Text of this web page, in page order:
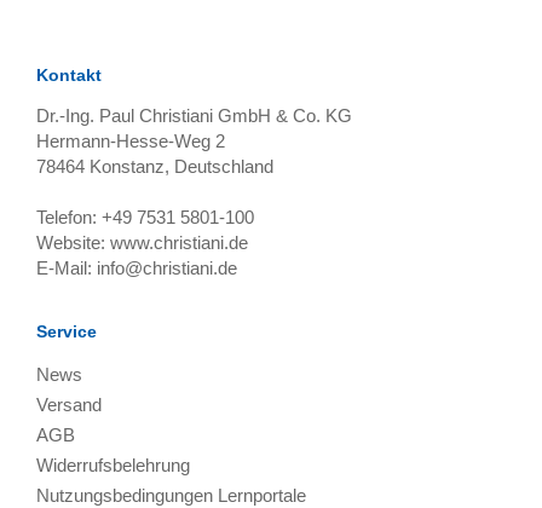
Kontakt
Dr.-Ing. Paul Christiani GmbH & Co. KG
Hermann-Hesse-Weg 2
78464 Konstanz, Deutschland
Telefon: +49 7531 5801-100
Website: www.christiani.de
E-Mail: info@christiani.de
Service
News
Versand
AGB
Widerrufsbelehrung
Nutzungsbedingungen Lernportale